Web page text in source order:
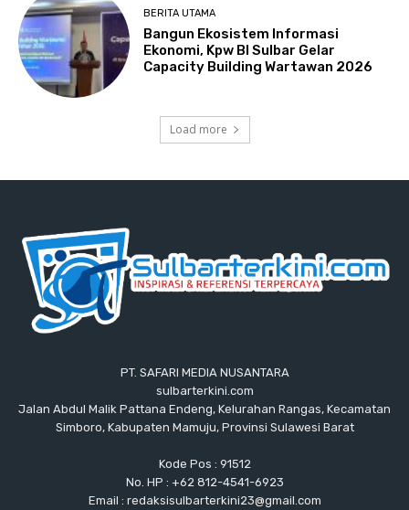
BERITA UTAMA
Bangun Ekosistem Informasi
Ekonomi, Kpw BI Sulbar Gelar
Capacity Building Wartawan 2026
Load more
PT. SAFARI MEDIA NUSANTARA
sulbarterkini.com
Jalan Abdul Malik Pattana Endeng, Kelurahan Rangas, Kecamatan
Simboro, Kabupaten Mamuju, Provinsi Sulawesi Barat
Kode Pos : 91512
No. HP : +62 812-4541-6923
Email : redaksisulbarterkini23@gmail.com